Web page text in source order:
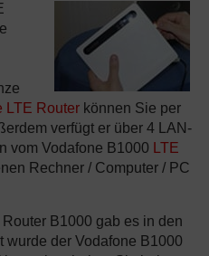
LTE Router können Sie per
verfügt er über 4 LAN-
vom Vodafone B1000
LTE
Rechner / Computer / PC
B1000 gab es in den
wurde der Vodafone B1000